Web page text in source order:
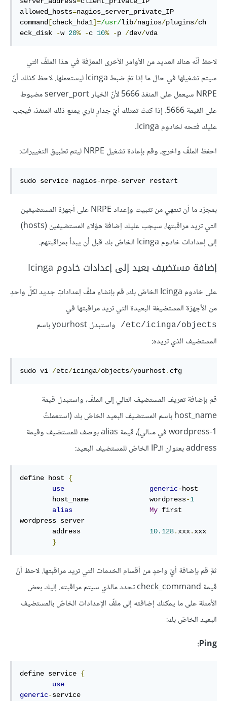
allowed_hosts=nagios_server_private_IP
command[check_hda1]=/usr/lib/nagios/plugins/ch
eck_disk
-w 20% -c 10% -p /dev/vda
لاحظ أنّه هناك العديد من الأوامر الأخرى المعرّفة في هذا الملفّ التي
سيتم تشغيلها في حال ما إذا تمّ ضبط Icinga ليستعملها. لاحظ كذلك أنّ
NRPE سيعمل على المنفذ 5666 لأنّ الخيار server_port مضبوط
على القيمة 5666. إذا كنتَ تمتلك أيّ جدارٍ ناري يمنع ذلك المنفذ، فيجب
عليك فتحه لخادوم Icinga.
احفظ الملفّ واخرج، وقم بإعادة تشغيل NRPE ليتم تطبيق التغييرات:
sudo service nagios-nrpe-server restart
بمجرّد ما أن تنتهي من تثبيت وإعداد NRPE على أجهزة المستضيفين
التي تريد مراقبتها، سيجب عليك إضافة هؤلاء المستضيفين (hosts)
إلى إعدادات خادوم Icinga الخاصّ بك قبل أن يبدأ بمراقبتهم.
إضافة مستضيف بعيد إلى إعدادات خادوم Icinga
على خادوم Icinga الخاصّ بك، قم بإنشاء ملفّ إعداداتٍ جديد لكلّ واحدٍ
من الأجهزة المستضيفة البعيدة التي تريد مراقبتها في
etc/icinga/objects/
واستبدل yourhost باسم
المستضيف الذي تريده:
sudo vi /etc/icinga/objects/yourhost . cfg
قم بإضافة تعريف المستضيف التالي إلى الملفّ، واستبدل قيمة
host_name باسم المستضيف البعيد الخاصّ بك (استعملتُ
wordpress-1 في مثالي)، قيمة alias بوصف للمستضيف وقيمة
address بعنوان الـIP الخاصّ للمستضيف البعيد:
define host {
use
generic-host
        host_name               wordpress
-1
alias
My first
wordpress server
        address
10.128. xxx. xxx
}
ثمّ قم بإضافة أيّ واحدٍ من أقسام الخدمات التي تريد مراقبتها. لاحظ أنّ
قيمة check_command تحدد مالذي سيتم مراقبته. إليك بعض
الأمثلة على ما يمكنك إضافته إلى ملفّ الإعدادات الخاصّ بالمستضيف
البعيد الخاصّ بك:
Ping:
define service {
use
generic-service